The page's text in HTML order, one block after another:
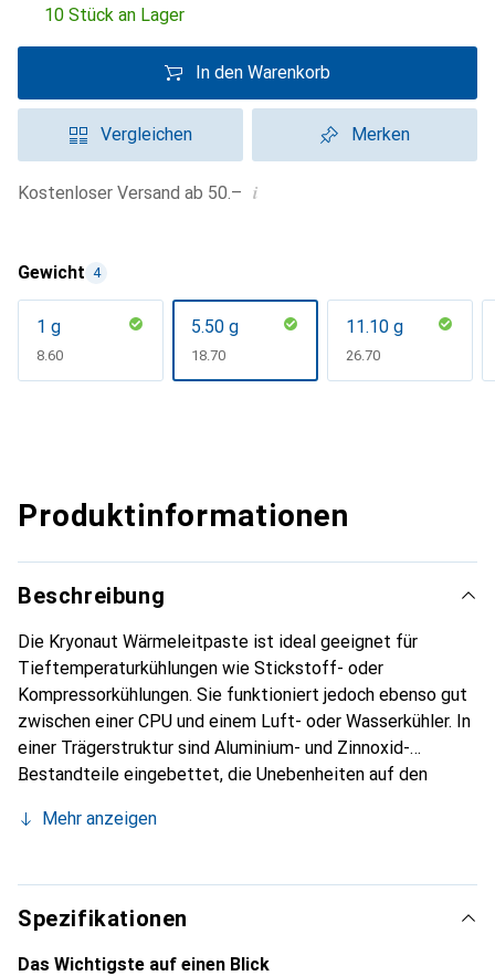
10 Stück an Lager
In den Warenkorb
Vergleichen Merken
Kostenloser Versand ab 50.– i
Gewicht 4
1 g
CHF
8.60
5.50 g
CHF
18.70
11.10 g
CHF
26.70
Produktinformationen
Beschreibung
Die Kryonaut Wärmeleitpaste ist ideal geeignet für
Tieftemperaturkühlungen wie Stickstoff- oder
Kompressorkühlungen. Sie funktioniert jedoch ebenso gut
zwischen einer CPU und einem Luft- oder Wasserkühler. In
einer Trägerstruktur sind Aluminium- und Zinnoxid-
Bestandteile eingebettet, die Unebenheiten auf den
ausgleichen und dabei eine überragende
Konkurrenzprodukten setzen bei der Kryonaut selbst bei
80 °C noch keine Austrocknungsprozesse ein.
Mehr anzeigen
Spezifikationen
Das Wichtigste auf einen Blick